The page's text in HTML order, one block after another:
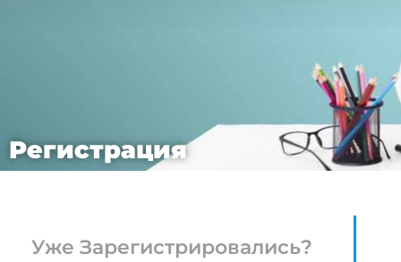
Регистрация
Уже Зарегистрировались?